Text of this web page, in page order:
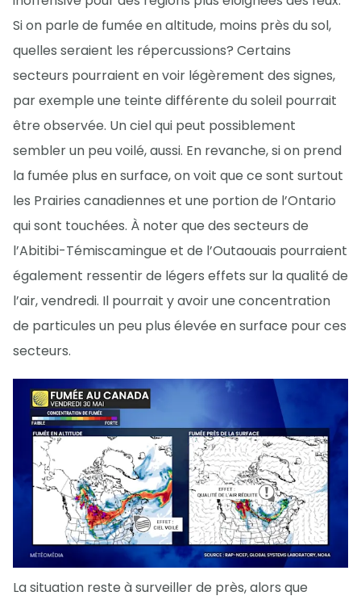
Si on parle de fumée en altitude, moins près du sol,
quelles seraient les répercussions? Certains
secteurs pourraient en voir légèrement des signes,
par exemple une teinte différente du soleil pourrait
être observée. Un ciel qui peut possiblement
sembler un peu voilé, aussi. En revanche, si on prend
la fumée plus en surface, on voit que ce sont surtout
les Prairies canadiennes et une portion de l’Ontario
qui sont touchées. À noter que des secteurs de
l’Abitibi-Témiscamingue et de l’Outaouais pourraient
également ressentir de légers effets sur la qualité de
l’air, vendredi. Il pourrait y avoir une concentration
de particules un peu plus élevée en surface pour ces
secteurs.
La situation reste à surveiller de près, alors que